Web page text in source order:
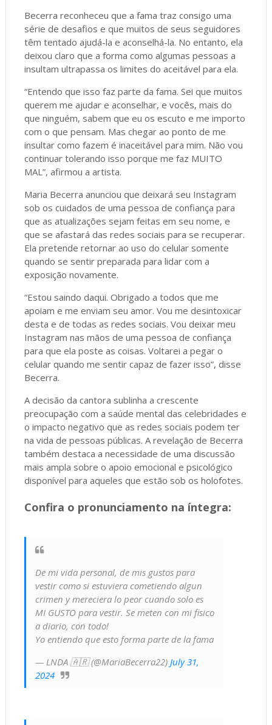
Becerra reconheceu que a fama traz consigo uma
série de desafios e que muitos de seus seguidores
têm tentado ajudá-la e aconselhá-la. No entanto, ela
deixou claro que a forma como algumas pessoas a
insultam ultrapassa os limites do aceitável para ela.
“Entendo que isso faz parte da fama. Sei que muitos
querem me ajudar e aconselhar, e vocês, mais do
que ninguém, sabem que eu os escuto e me importo
com o que pensam. Mas chegar ao ponto de me
insultar como fazem é inaceitável para mim. Não vou
continuar tolerando isso porque me faz MUITO
MAL”, afirmou a artista.
Maria Becerra anunciou que deixará seu Instagram
sob os cuidados de uma pessoa de confiança para
que as atualizações sejam feitas em seu nome, e
que se afastará das redes sociais para se recuperar.
Ela pretende retornar ao uso do celular somente
quando se sentir preparada para lidar com a
exposição novamente.
“Estou saindo daqui. Obrigado a todos que me
apoiam e me enviam seu amor. Vou me desintoxicar
desta e de todas as redes sociais. Vou deixar meu
Instagram nas mãos de uma pessoa de confiança
para que ela poste as coisas. Voltarei a pegar o
celular quando me sentir capaz de fazer isso”, disse
Becerra.
A decisão da cantora sublinha a crescente
preocupação com a saúde mental das celebridades e
o impacto negativo que as redes sociais podem ter
na vida de pessoas públicas. A revelação de Becerra
também destaca a necessidade de uma discussão
mais ampla sobre o apoio emocional e psicológico
disponível para aqueles que estão sob os holofotes.
Confira o pronunciamento na íntegra:
De mi vida personal, de mis gustos para
vestir como si estuviera cometiendo algun
crimen y mereciera lo peor cuando solo es
MI GUSTO para vestir. Se meten con mi fisico
a diario, con todo!
Yo entiendo que esto forma parte de la fama
— LNDA 🇦🇷 (@MariaBecerra22) July 31,
2024